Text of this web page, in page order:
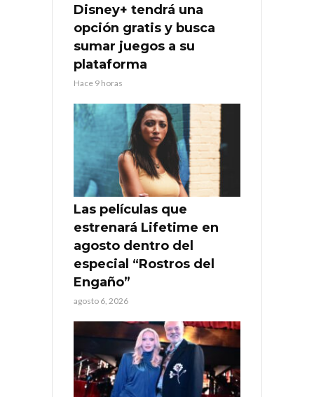
Disney+ tendrá una
opción gratis y busca
sumar juegos a su
plataforma
Hace 9 horas
Las películas que
estrenará Lifetime en
agosto dentro del
especial “Rostros del
Engaño”
agosto 6, 2026